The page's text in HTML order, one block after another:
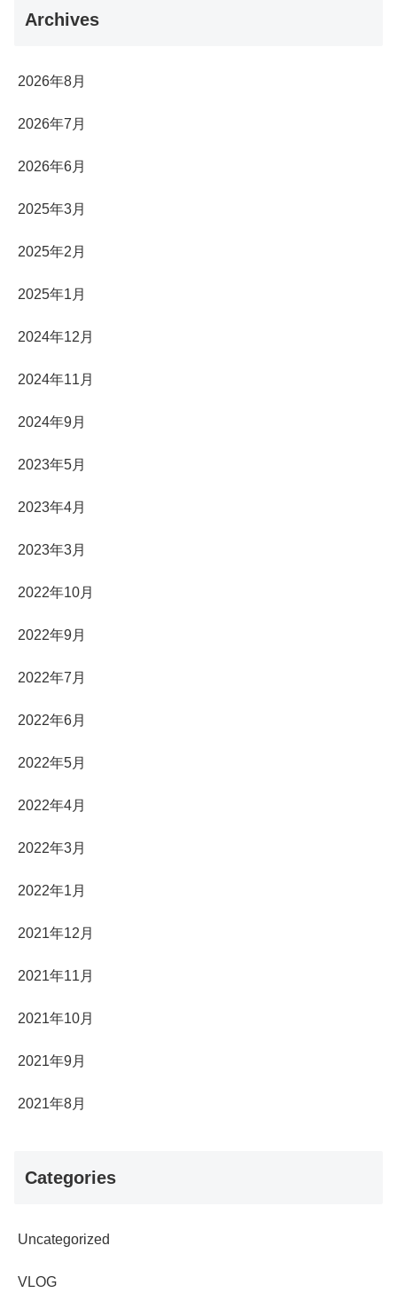
Archives
2026年8月
2026年7月
2026年6月
2025年3月
2025年2月
2025年1月
2024年12月
2024年11月
2024年9月
2023年5月
2023年4月
2023年3月
2022年10月
2022年9月
2022年7月
2022年6月
2022年5月
2022年4月
2022年3月
2022年1月
2021年12月
2021年11月
2021年10月
2021年9月
2021年8月
Categories
Uncategorized
VLOG